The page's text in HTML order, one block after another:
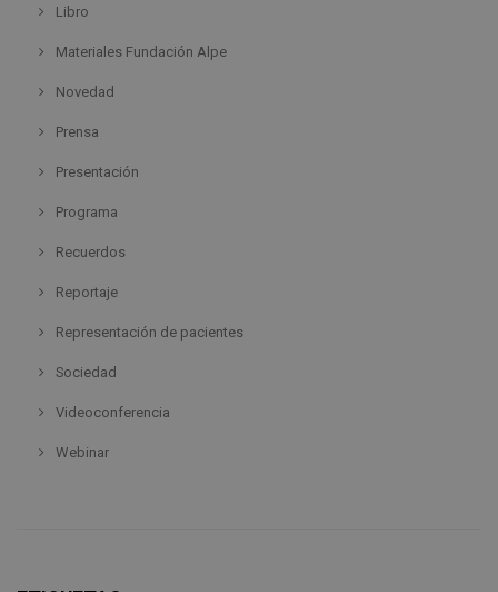
Libro
Materiales Fundación Alpe
Novedad
Prensa
Presentación
Programa
Recuerdos
Reportaje
Representación de pacientes
Sociedad
Videoconferencia
Webinar